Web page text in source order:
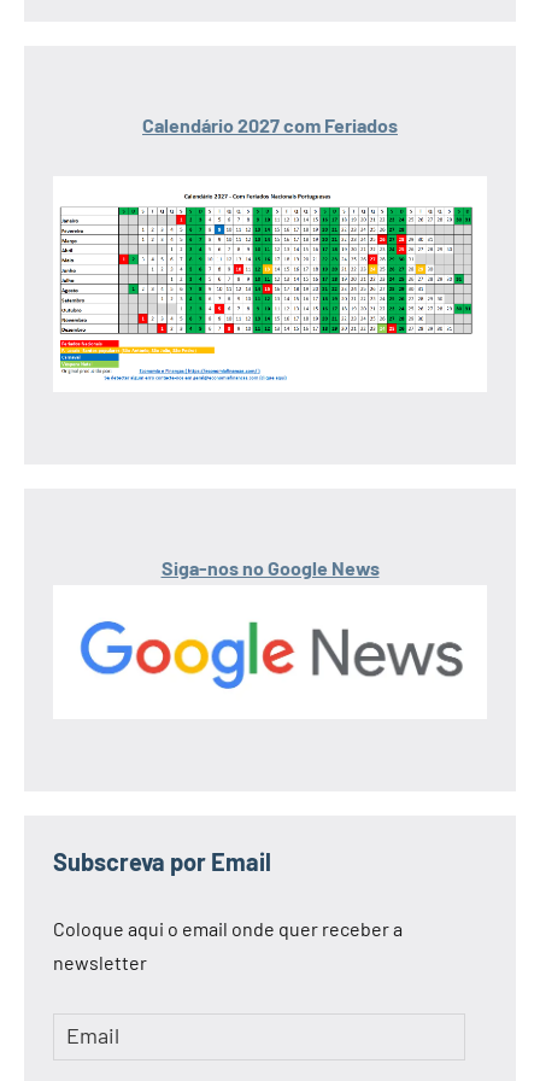
Calendário 2027 com Feriados
Siga-nos no Google News
Subscreva por Email
Coloque aqui o email onde quer receber a
newsletter
Email